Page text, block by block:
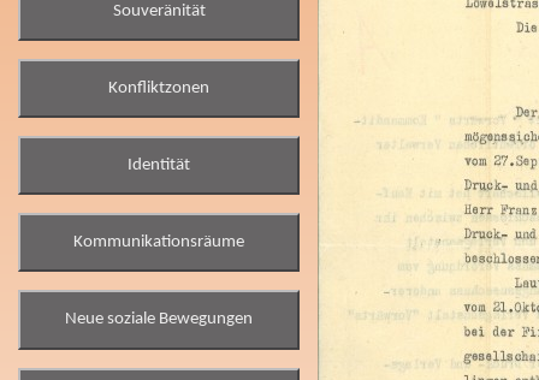
Souveränität
Konfliktzonen
Identität
Kommunikationsräume
Neue soziale Bewegungen